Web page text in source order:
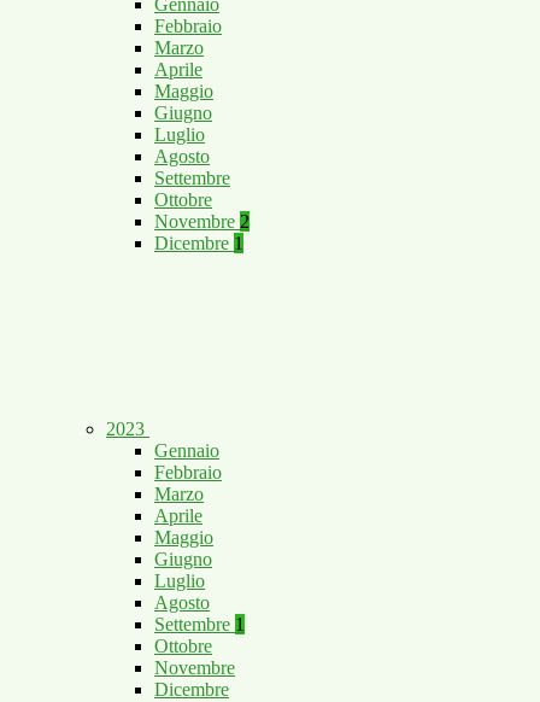
Gennaio
Febbraio
Marzo
Aprile
Maggio
Giugno
Luglio
Agosto
Settembre
Ottobre
Novembre 2
Dicembre 1
2023
Gennaio
Febbraio
Marzo
Aprile
Maggio
Giugno
Luglio
Agosto
Settembre 1
Ottobre
Novembre
Dicembre